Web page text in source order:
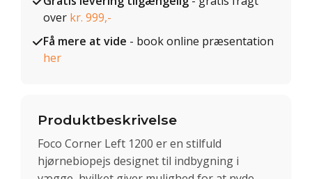
over kr. 999,-
Få mere at vide - book online præsentation
her
Produktbeskrivelse
Foco Corner Left 1200 er en stilfuld
hjørnebiopejs designet til indbygning i